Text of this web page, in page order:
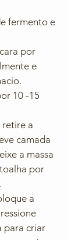
fermento e
por
e
10 -15
retire a
camada
a massa
por
a
para criar